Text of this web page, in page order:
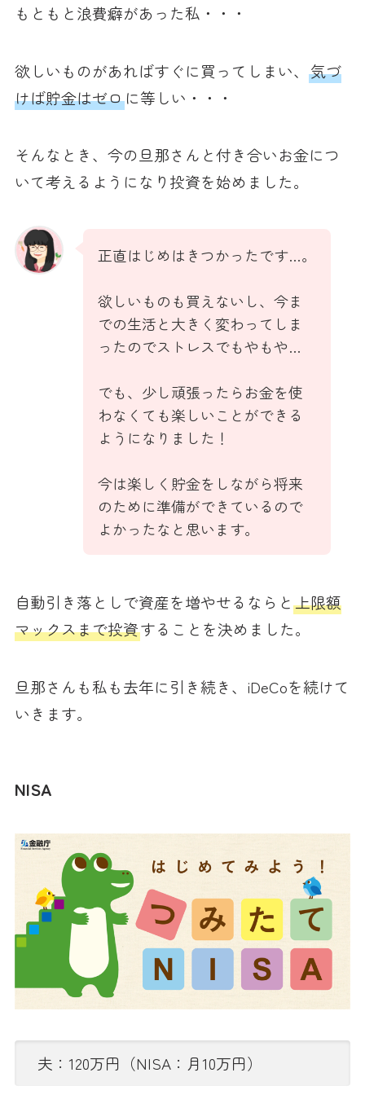
もともと浪費癖があった私・・・
欲しいものがあればすぐに買ってしまい、 気づ
けば貯金はゼロに等しい・・・
そんなとき、今の旦那さんと付き合いお金につ
いて考えるようになり投資を始めました。
正直はじめはきつかったです…。
欲しいものも買えないし、今ま
での生活と大きく変わってしま
ったのでストレスでもやもや…
でも、少し頑張ったらお金を使
わなくても楽しいことができる
ようになりました！
今は楽しく貯金をしながら将来
のために準備ができているので
よかったなと思います。
自動引き落としで資産を増やせるならと 上限額
マックスまで投資することを決めました。
旦那さんも私も去年に引き続き、iDeCoを続けて
いきます。
NISA
夫：120万円（NISA：月10万円）